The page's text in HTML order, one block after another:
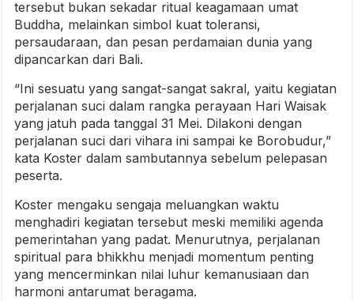
tersebut bukan sekadar ritual keagamaan umat
Buddha, melainkan simbol kuat toleransi,
persaudaraan, dan pesan perdamaian dunia yang
dipancarkan dari Bali.
“Ini sesuatu yang sangat-sangat sakral, yaitu kegiatan
perjalanan suci dalam rangka perayaan Hari Waisak
yang jatuh pada tanggal 31 Mei. Dilakoni dengan
perjalanan suci dari vihara ini sampai ke Borobudur,”
kata Koster dalam sambutannya sebelum pelepasan
peserta.
Koster mengaku sengaja meluangkan waktu
menghadiri kegiatan tersebut meski memiliki agenda
pemerintahan yang padat. Menurutnya, perjalanan
spiritual para bhikkhu menjadi momentum penting
yang mencerminkan nilai luhur kemanusiaan dan
harmoni antarumat beragama.